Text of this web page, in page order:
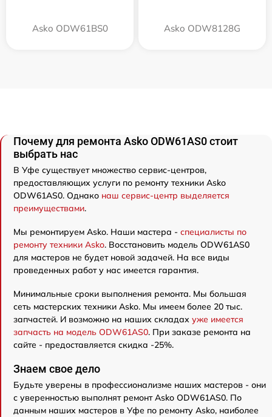
Asko ODW61BS0 Asko ODW8128G
Почему для ремонта Asko ODW61AS0 стоит
выбрать нас
В Уфе существует множество сервис-центров,
предоставляющих услуги по ремонту техники Asko
ODW61AS0. Однако наш сервис-центр выделяется
преимуществами.
Мы ремонтируем Asko. Наши мастера - специалисты по
ремонту техники Asko. Восстановить модель ODW61AS0
для мастеров не будет новой задачей. На все виды
проведенных работ у нас имеется гарантия.
Минимальные сроки выполнения ремонта. Мы большая
сеть мастерских техники Asko. Мы имеем более 20 тыс.
запчастей. И возможно на наших складах уже имеется
запчасть на модель ODW61AS0. При заказе ремонта на
сайте - предоставляется скидка -25%.
Знаем свое дело
Будьте уверены в профессионализме наших мастеров - они
с уверенностью выполнят ремонт Asko ODW61AS0. По
данным наших мастеров в Уфе по ремонту Asko, наиболее